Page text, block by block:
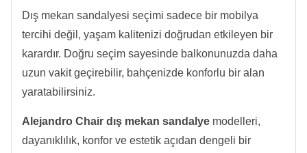
Dış mekan sandalyesi seçimi sadece bir mobilya
tercihi değil, yaşam kalitenizi doğrudan etkileyen bir
karardır. Doğru seçim sayesinde balkonunuzda daha
uzun vakit geçirebilir, bahçenizde konforlu bir alan
yaratabilirsiniz.
Alejandro Chair dış mekan sandalye modelleri,
dayanıklılık, konfor ve estetik açıdan dengeli bir